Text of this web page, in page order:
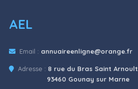
AEL
Email : annuaireenligne@orange.fr
Adresse : 8 rue du Bras Saint Arnoult
93460 Gounay sur Marne